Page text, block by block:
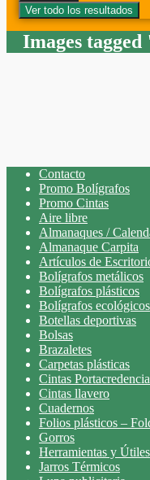
Ver todo los resultados
Images
Contacto
Promo Bolígrafos
Promo Cintas
Aire libre
Almanaques /
Almanaque Carpita
Artículos de
Bolígrafos metálicos
Bolígrafos plásticos
Bolígrafos ecológicos
Botellas deportivas
Bolsas
Brazaletes
Carpetas plásticas
Cintas
Cintas llavero
Cuadernos
Folios plásticos –
Gorros
Herramientas y Útiles
Jarros Térmicos